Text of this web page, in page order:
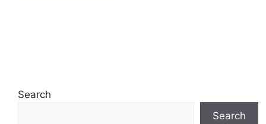
Search
Search